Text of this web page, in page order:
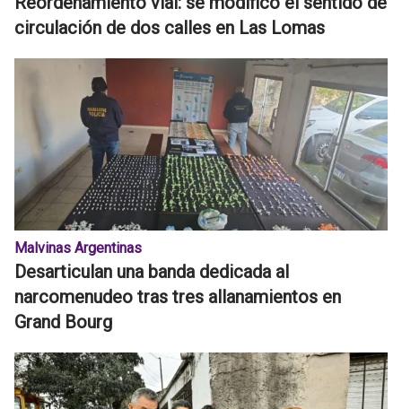
circulación de dos calles en Las Lomas
Malvinas Argentinas
Desarticulan una banda dedicada al
narcomenudeo tras tres allanamientos en
Grand Bourg